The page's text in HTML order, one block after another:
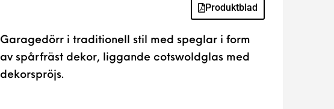
Produktblad
Garagedörr i traditionell stil med speglar i form
av spårfräst dekor, liggande cotswoldglas med
dekorspröjs.